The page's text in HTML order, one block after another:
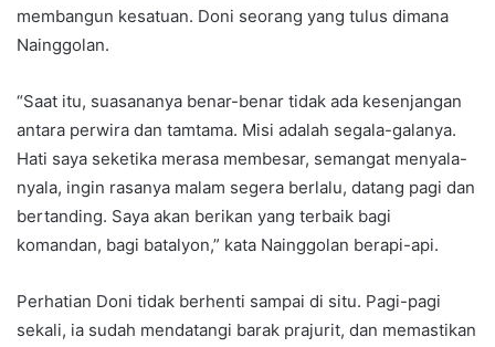
membangun kesatuan. Doni seorang yang tulus dimana
Nainggolan.
“Saat itu, suasananya benar-benar tidak ada kesenjangan
antara perwira dan tamtama. Misi adalah segala-galanya.
Hati saya seketika merasa membesar, semangat menyala-
nyala, ingin rasanya malam segera berlalu, datang pagi dan
bertanding. Saya akan berikan yang terbaik bagi
komandan, bagi batalyon,” kata Nainggolan berapi-api.
Perhatian Doni tidak berhenti sampai di situ. Pagi-pagi
sekali, ia sudah mendatangi barak prajurit, dan memastikan